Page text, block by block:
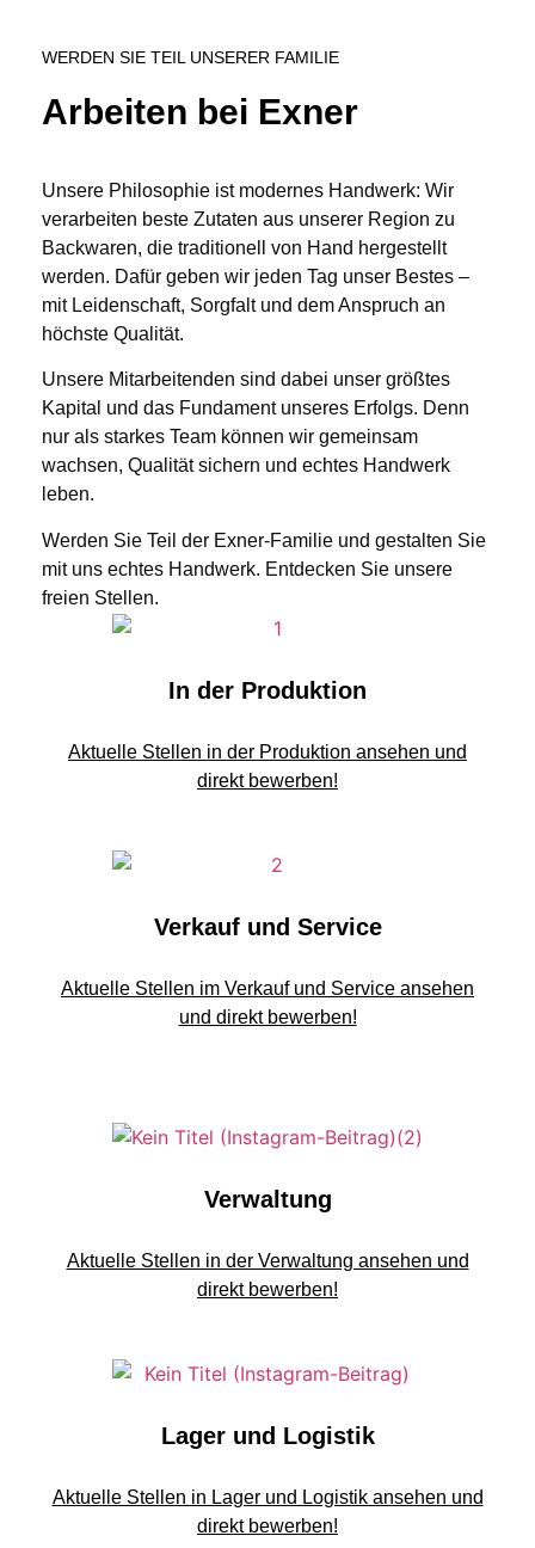
WERDEN SIE TEIL UNSERER FAMILIE
Arbeiten bei Exner
Unsere Philosophie ist modernes Handwerk: Wir
verarbeiten beste Zutaten aus unserer Region zu
Backwaren, die traditionell von Hand hergestellt
werden. Dafür geben wir jeden Tag unser Bestes –
mit Leidenschaft, Sorgfalt und dem Anspruch an
höchste Qualität.
Unsere Mitarbeitenden sind dabei unser größtes
Kapital und das Fundament unseres Erfolgs. Denn
nur als starkes Team können wir gemeinsam
wachsen, Qualität sichern und echtes Handwerk
leben.
Werden Sie Teil der Exner‑Familie und gestalten Sie
mit uns echtes Handwerk. Entdecken Sie unsere
freien Stellen.
In der Produktion
Aktuelle Stellen in der Produktion ansehen und
direkt bewerben!
Verkauf und Service
Aktuelle Stellen im Verkauf und Service ansehen
und direkt bewerben!
Verwaltung
Aktuelle Stellen in der Verwaltung ansehen und
direkt bewerben!
Lager und Logistik
Aktuelle Stellen in Lager und Logistik ansehen und
direkt bewerben!